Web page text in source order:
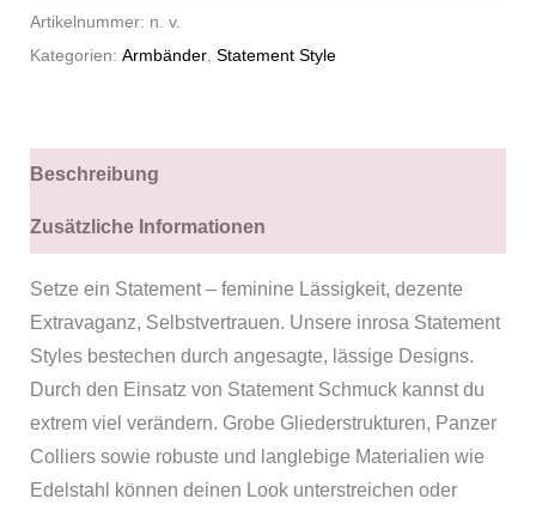
Artikelnummer: n. v.
Kategorien: Armbänder, Statement Style
Beschreibung
Zusätzliche Informationen
Setze ein Statement – feminine Lässigkeit, dezente
Extravaganz, Selbstvertrauen. Unsere inrosa Statement
Styles bestechen durch angesagte, lässige Designs.
Durch den Einsatz von Statement Schmuck kannst du
extrem viel verändern. Grobe Gliederstrukturen, Panzer
Colliers sowie robuste und langlebige Materialien wie
Edelstahl können deinen Look unterstreichen oder